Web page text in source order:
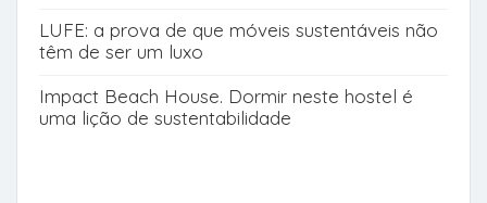
LUFE: a prova de que móveis sustentáveis não
têm de ser um luxo
Impact Beach House. Dormir neste hostel é
uma lição de sustentabilidade